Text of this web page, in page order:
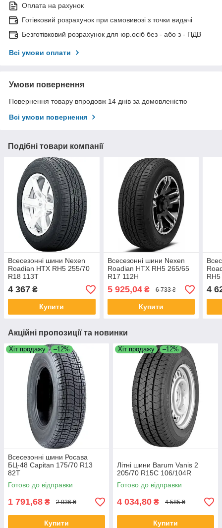
Оплата на рахунок
Готівковий розрахунок при самовивозі з точки видачі
Безготівковий розрахунок для юр.осіб без - або з - ПДВ
Всі умови оплати
Умови повернення
Повернення товару впродовж 14 днів за домовленістю
Всі умови повернення
Подібні товари компанії
Всесезонні шини Nexen
Roadian HTX RH5 255/70
R18 113T
4 367 ₴
Купити
Всесезонні шини Nexen
Roadian HTX RH5 265/65
R17 112H
5 925,04₴ 6 733 ₴
Купити
4
Акційні пропозиції та новинки
Хіт продажу –12%
Всесезонні шини Росава
БЦ-48 Capitan 175/70 R13
82T
Готово до відправки
1 791,68 ₴ 2 036 ₴
Купити
Хіт продажу –12%
Літні шини Barum Vanis 2
205/70 R15C 106/104R
Готово до відправки
4 034,80 ₴ 4 585 ₴
Купити